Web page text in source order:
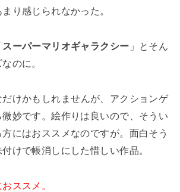
り感じられなかった。
スーパーマリオギャラクシー 」とそん
のに。
だけかもしれませんが、アクションゲ
妙です。絵作りは良いので、そうい
にはおススメなのですが。面白そう
けで帳消しにした惜しい作品。
ススメ。